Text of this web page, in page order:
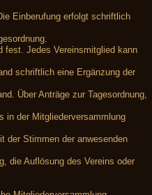
Einberufung erfolgt schriftlich
fest. Jedes Vereinsmitglied kann
schriftlich eine Ergänzung der
Über Anträge zur Tagesordnung,
in der Mitgliederversammlung
der Stimmen der anwesenden
die Auflösung des Vereins oder